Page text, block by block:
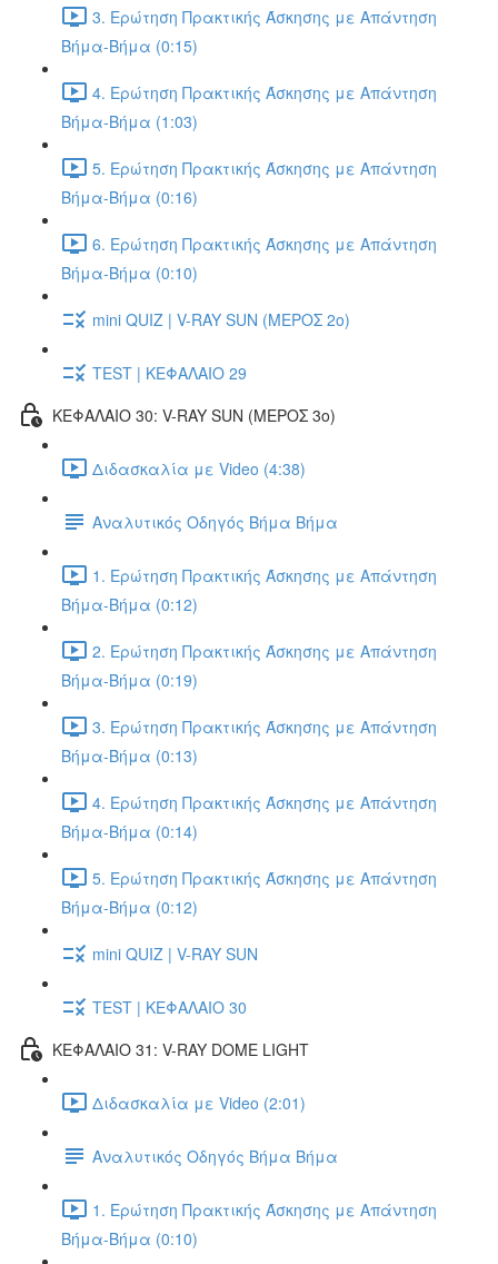
3. Ερώτηση Πρακτικής Άσκησης με Απάντηση
Βήμα-Βήμα (0:15)
4. Ερώτηση Πρακτικής Άσκησης με Απάντηση
Βήμα-Βήμα (1:03)
5. Ερώτηση Πρακτικής Άσκησης με Απάντηση
Βήμα-Βήμα (0:16)
6. Ερώτηση Πρακτικής Άσκησης με Απάντηση
Βήμα-Βήμα (0:10)
mini QUIZ | V-RAY SUN (ΜΕΡΟΣ 2o)
TEST | ΚΕΦΑΛΑΙΟ 29
ΚΕΦΑΛΑΙΟ 30: V-RAY SUN (ΜΕΡΟΣ 3o)
Διδασκαλία με Video (4:38)
Αναλυτικός Οδηγός Βήμα Βήμα
1. Ερώτηση Πρακτικής Άσκησης με Απάντηση
Βήμα-Βήμα (0:12)
2. Ερώτηση Πρακτικής Άσκησης με Απάντηση
Βήμα-Βήμα (0:19)
3. Ερώτηση Πρακτικής Άσκησης με Απάντηση
Βήμα-Βήμα (0:13)
4. Ερώτηση Πρακτικής Άσκησης με Απάντηση
Βήμα-Βήμα (0:14)
5. Ερώτηση Πρακτικής Άσκησης με Απάντηση
Βήμα-Βήμα (0:12)
mini QUIZ | V-RAY SUN
TEST | ΚΕΦΑΛΑΙΟ 30
ΚΕΦΑΛΑΙΟ 31: V-RAY DOME LIGHT
Διδασκαλία με Video (2:01)
Αναλυτικός Οδηγός Βήμα Βήμα
1. Ερώτηση Πρακτικής Άσκησης με Απάντηση
Βήμα-Βήμα (0:10)